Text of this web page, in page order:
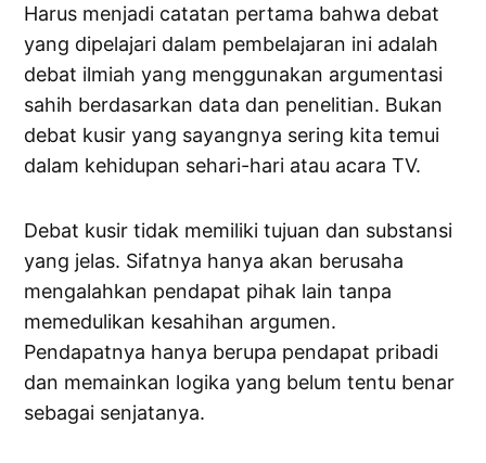
Harus menjadi catatan pertama bahwa debat
yang dipelajari dalam pembelajaran ini adalah
debat ilmiah yang menggunakan argumentasi
sahih berdasarkan data dan penelitian. Bukan
debat kusir yang sayangnya sering kita temui
dalam kehidupan sehari-hari atau acara TV.
Debat kusir tidak memiliki tujuan dan substansi
yang jelas. Sifatnya hanya akan berusaha
mengalahkan pendapat pihak lain tanpa
memedulikan kesahihan argumen.
Pendapatnya hanya berupa pendapat pribadi
dan memainkan logika yang belum tentu benar
sebagai senjatanya.